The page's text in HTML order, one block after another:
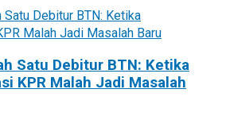
Satu Debitur BTN: Ketika
KPR Malah Jadi Masalah